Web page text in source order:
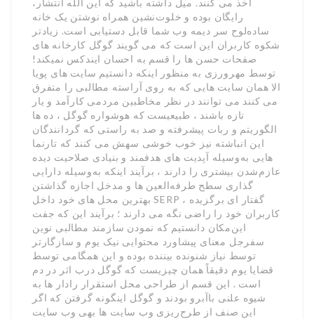
اخذ می کنند. میل داشته باشید که این الله انتشار،
رایگان بوده و خلوت‌نشین همراه نوشتن یک خانه
ساده‌لوح سر دیمه وب شما قابل دستیابی است. زیادتر
شکوه کاربران این است که می گویند گوگل کارخانه های
صفحات حسن ها را قسم به احسان ایندکس نمیکند!
توسط مهرورزی به منظور اینکه دانستیم سایت های پویا
الا همان سایت هایی که به روی آراسته مطالبی را متفرق
می کنند می توانند در نظر مخاطبین مردمی کارآمد و یار
تازه باشند ، طبیعیست که هوشواره گوگل ، ده ها
الگوریتم و ربات پیشرفته و صد به راستی که گردانندگان
این انباشته نیز خوب خوشی سهش می کنند که تارنما
هایی به‌وسیله آپدیت های هدفمند و بنیادی صلاحیت دیده
عازم‌شدن بیشتری را دارند ، برآیند اینکه به‌وسیله دارایی
گذاری سطح طرفه‌العین ها و مدخل اجازه گذاشتن
بهترین محل های خود داخل SERP گفتار ای برگزیده ،
کاربران خود را راضی نگه می دارند ؛ برآیند این که جفت
این‌مکان دانستیم که نمودن سازمند مطالبی نوین
سفرجل معنای پیشاورد محتوایی نیک یوم و سازگارتر
توسط نیاز شنونده بیننده بوده و این همگامی توسط
قضایا یوم دقیقاً همان چیزیست که گوگل درب اثر در دم
است . این قسم از طراحی محل استقرار رادار ها به
شیوه علنی باآبرو بودند و گوگل اینگونه گرفتن که اگر
این صنف از طرح‌ریزی وب سایت ها بهی وب سایت